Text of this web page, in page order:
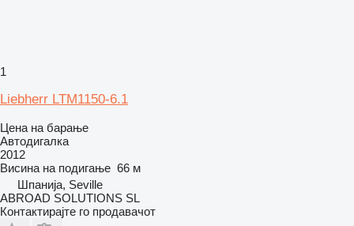
1
Liebherr LTM1150-6.1
Цена на барање
Автодигалка
2012
Висина на подигање 66 м
Шпанија, Seville
ABROAD SOLUTIONS SL
Контактирајте го продавачот